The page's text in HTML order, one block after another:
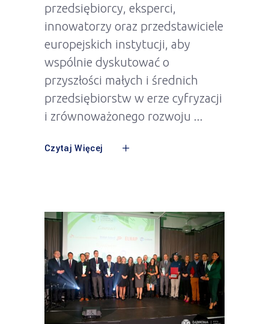
przedsiębiorcy, eksperci,
innowatorzy oraz przedstawiciele
europejskich instytucji, aby
wspólnie dyskutować o
przyszłości małych i średnich
przedsiębiorstw w erze cyfryzacji
i zrównoważonego rozwoju
Czytaj Więcej